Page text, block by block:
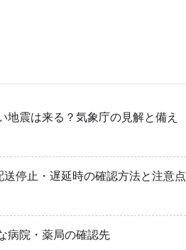
地震は来る？気象庁の見解と備え
停止・遅延時の確認方法と注意点
病院・薬局の確認先